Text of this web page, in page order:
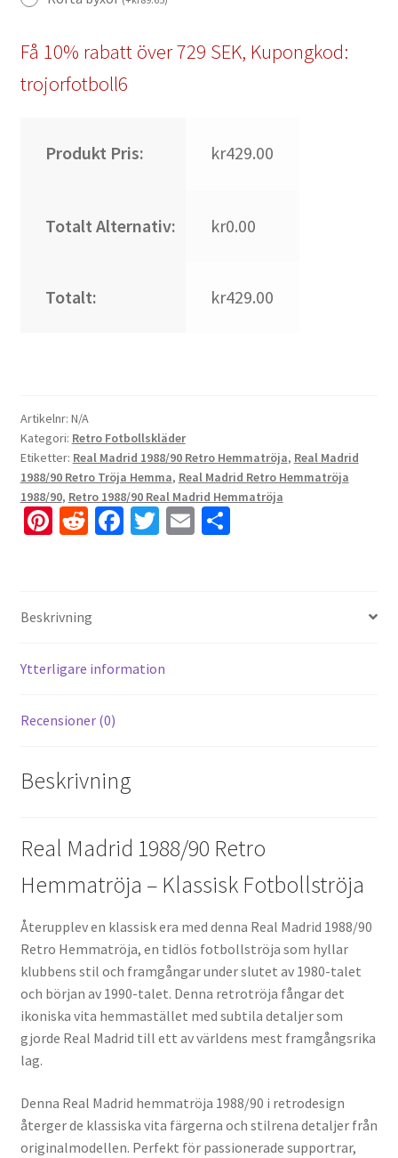
Få 10% rabatt över 729 SEK, Kupongkod:
trojorfotboll6
Produkt Pris: kr429.00
Totalt Alternativ: kr0.00
Totalt: kr429.00
Artikelnr: N/A
Kategori: Retro Fotbollskläder
Etiketter: Real Madrid 1988/90 Retro Hemmatröja, Real Madrid
1988/90 Retro Tröja Hemma, Real Madrid Retro Hemmatröja
1988/90, Retro 1988/90 Real Madrid Hemmatröja
Pi
es
R
di
t
Fa
k
T E D
Beskrivning
Ytterligare information
Recensioner (0)
Beskrivning
Real Madrid 1988/90 Retro
Hemmatröja – Klassisk Fotbollströja
Återupplev en klassisk era med denna Real Madrid 1988/90
Retro Hemmatröja, en tidlös fotbollströja som hyllar
klubbens stil och framgångar under slutet av 1980-talet
och början av 1990-talet. Denna retrotröja fångar det
ikoniska vita hemmastället med subtila detaljer som
gjorde Real Madrid till ett av världens mest framgångsrika
lag.
Denna Real Madrid hemmatröja 1988/90 i retrodesign
återger de klassiska vita färgerna och stilrena detaljer från
originalmodellen. Perfekt för passionerade supportrar,